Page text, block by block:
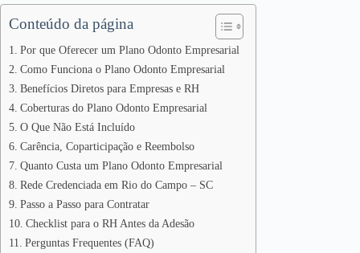
Conteúdo da página
Por que Oferecer um Plano Odonto Empresarial
Como Funciona o Plano Odonto Empresarial
Benefícios Diretos para Empresas e RH
Coberturas do Plano Odonto Empresarial
O Que Não Está Incluído
Carência, Coparticipação e Reembolso
Quanto Custa um Plano Odonto Empresarial
Rede Credenciada em Rio do Campo – SC
Passo a Passo para Contratar
Checklist para o RH Antes da Adesão
Perguntas Frequentes (FAQ)